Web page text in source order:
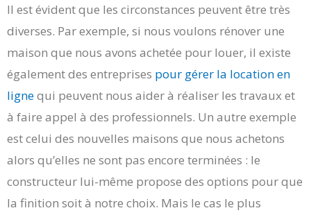
Il est évident que les circonstances peuvent être très
diverses. Par exemple, si nous voulons rénover une
maison que nous avons achetée pour louer, il existe
également des entreprises pour gérer la location en
lignequi peuvent nous aider à réaliser les travaux et
à faire appel à des professionnels. Un autre exemple
est celui des nouvelles maisons que nous achetons
alors qu’elles ne sont pas encore terminées : le
constructeur lui-même propose des options pour que
la finition soit à notre choix. Mais le cas le plus